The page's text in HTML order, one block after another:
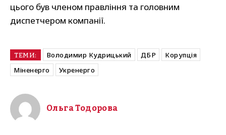
цього був членом правління та головним
диспетчером компанії.
ТЕМИ: Володимир Кудрицький ДБР
Корупція
Міненерго
Укренерго
Ольга Тодорова